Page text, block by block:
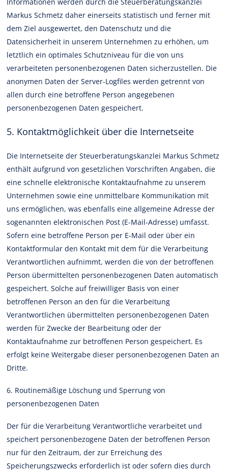
Markus Schmetz daher einerseits statistisch und ferner mit
dem Ziel ausgewertet, den Datenschutz und die
Datensicherheit in unserem Unternehmen zu erhöhen, um
letztlich ein optimales Schutzniveau für die von uns
verarbeiteten personenbezogenen Daten sicherzustellen. Die
anonymen Daten der Server-Logfiles werden getrennt von
allen durch eine betroffene Person angegebenen
personenbezogenen Daten gespeichert.
5. Kontaktmöglichkeit über die Internetseite
Die Internetseite der Steuerberatungskanzlei Markus Schmetz
enthält aufgrund von gesetzlichen Vorschriften Angaben, die
eine schnelle elektronische Kontaktaufnahme zu unserem
Unternehmen sowie eine unmittelbare Kommunikation mit
uns ermöglichen, was ebenfalls eine allgemeine Adresse der
sogenannten elektronischen Post (E-Mail-Adresse) umfasst.
Sofern eine betroffene Person per E-Mail oder über ein
Kontaktformular den Kontakt mit dem für die Verarbeitung
Verantwortlichen aufnimmt, werden die von der betroffenen
Person übermittelten personenbezogenen Daten automatisch
gespeichert. Solche auf freiwilliger Basis von einer
betroffenen Person an den für die Verarbeitung
Verantwortlichen übermittelten personenbezogenen Daten
werden für Zwecke der Bearbeitung oder der
Kontaktaufnahme zur betroffenen Person gespeichert. Es
erfolgt keine Weitergabe dieser personenbezogenen Daten an
Dritte.
6. Routinemäßige Löschung und Sperrung von
personenbezogenen Daten
Der für die Verarbeitung Verantwortliche verarbeitet und
speichert personenbezogene Daten der betroffenen Person
nur für den Zeitraum, der zur Erreichung des
Speicherungszwecks erforderlich ist oder sofern dies durch